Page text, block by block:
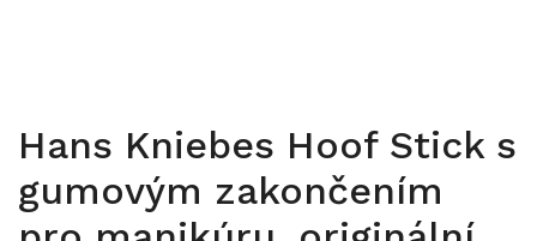
Hans Kniebes Hoof Stick s
gumovým zakončením